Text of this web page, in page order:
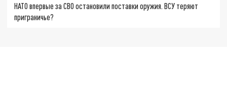
НАТО впервые за СВО остановили поставки оружия. ВСУ теряют
приграничье?